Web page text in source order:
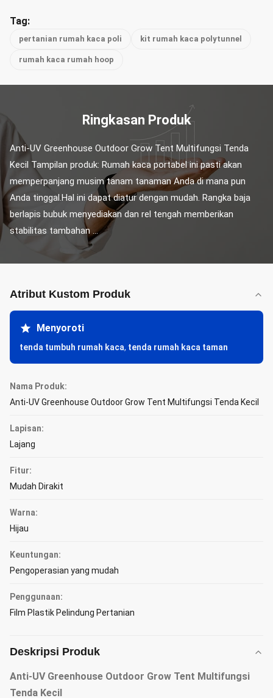
Tag:
pertanian rumah kaca poli kit rumah kaca polytunnel
rumah kaca rumah hoop
Ringkasan Produk
Anti-UV Greenhouse Outdoor Grow Tent Multifungsi Tenda
Kecil Tampilan produk: Rumah kaca portabel ini pasti akan
memperpanjang musim tanam tanaman Anda di mana pun
Anda tinggal.Hal ini dapat diatur dengan mudah. Rangka baja
berlapis bubuk menyediakan dan rel tengah memberikan
stabilitas tambahan ...
Atribut Kustom Produk
Menyoroti
tenda tumbuh rumah kaca, tenda rumah kaca taman
Nama Produk:
Anti-UV Greenhouse Outdoor Grow Tent Multifungsi Tenda Kecil
Lapisan:
Lajang
Fitur:
Mudah Dirakit
Warna:
Hijau
Keuntungan:
Pengoperasian yang mudah
Penggunaan:
Film Plastik Pelindung Pertanian
Deskripsi Produk
Anti-UV Greenhouse Outdoor Grow Tent Multifungsi
Tenda Kecil